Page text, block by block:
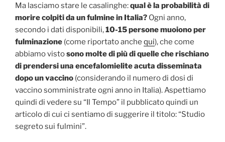
Ma lasciamo stare le casalinghe:qual è la probabilità di
morire colpiti da un fulmine in Italia? Ogni anno,
secondo i dati disponibili,10-15 persone muoiono per
fulminazione (come riportato anche qui), che come
abbiamo vistosono molte di più di quelle che rischiano
di prendersi una encefalomielite acuta disseminata
dopo un vaccino (considerando il numero di dosi di
vaccino somministrate ogni anno in Italia). Aspettiamo
quindi di vedere su “Il Tempo” il pubblicato quindi un
articolo di cui ci sentiamo di suggerire il titolo: “Studio
segreto sui fulmini”.